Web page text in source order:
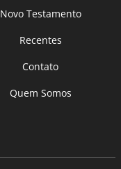
Novo Testamento
Recentes
Contato
Quem Somos